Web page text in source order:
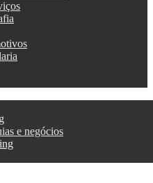
e negócios